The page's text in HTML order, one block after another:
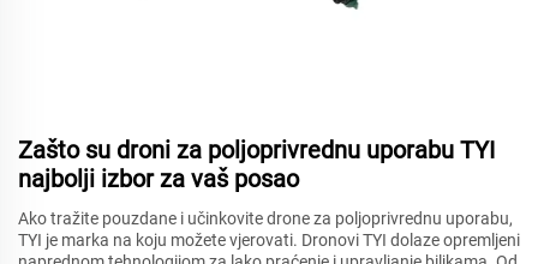
Zašto su droni za poljoprivrednu uporabu TYI
najbolji izbor za vaš posao
Ako tražite pouzdane i učinkovite drone za poljoprivrednu uporabu,
TYI je marka na koju možete vjerovati. Dronovi TYI dolaze opremljeni